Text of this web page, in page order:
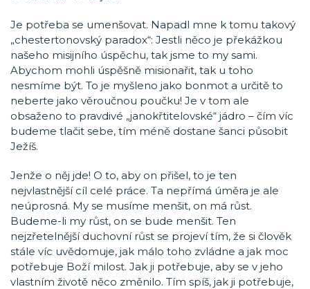
Je potřeba se umenšovat. Napadl mne k tomu takový
„chestertonovský paradox“: Jestli něco je překážkou
našeho misijního úspěchu, tak jsme to my sami.
Abychom mohli úspěšně misionařit, tak u toho
nesmíme být. To je myšleno jako bonmot a určitě to
neberte jako věroučnou poučku! Je v tom ale
obsaženo to pravdivé „janokřtitelovské“ jádro – čím víc
budeme tlačit sebe, tím méně dostane šanci působit
Ježíš.
Jenže o něj jde! O to, aby on přišel, to je ten
nejvlastnější cíl celé práce. Ta nepřímá úměra je ale
neúprosná. My se musíme menšit, on má růst.
Budeme-li my růst, on se bude menšit. Ten
nejzřetelnější duchovní růst se projeví tím, že si člověk
stále víc uvědomuje, jak málo toho zvládne a jak moc
potřebuje Boží milost. Jak ji potřebuje, aby se v jeho
vlastním životě něco změnilo. Tím spíš, jak ji potřebuje,